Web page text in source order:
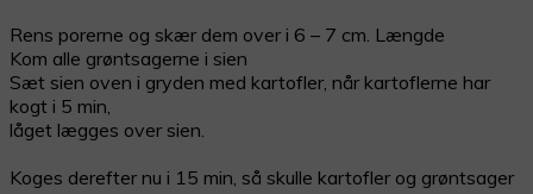
Rens porerne og skær dem over i 6 – 7 cm. Længde
Kom alle grøntsagerne i sien
Sæt sien oven i gryden med kartofler, når kartoflerne har
kogt i 5 min,
låget lægges over sien.
Koges derefter nu i 15 min, så skulle kartofler og grøntsager